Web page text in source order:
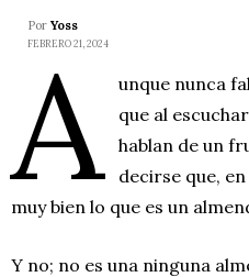
Por Yoss
FEBRERO 21, 2024
A
unque nunca
que al
hablan de un
decirse que,
muy bien lo que es un
Y no; no es una ninguna